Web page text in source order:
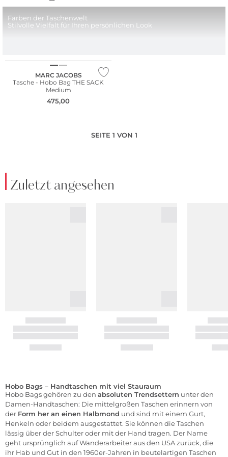
Farben der Taschenwelt
Stilvolle Vielfalt für Ihren persönlichen Look
MARC JACOBS
Tasche - Hobo Bag THE SACK
Medium
475,00
SEITE 1 VON 1
Zuletzt angesehen
Hobo Bags – Handtaschen mit viel Stauraum
Hobo Bags gehören zu den absoluten Trendsettern unter den
Damen-Handtaschen: Die mittelgroßen Taschen erinnern von
der Form her an einen Halbmond und sind mit einem Gurt,
Henkeln oder beidem ausgestattet. Sie können die Taschen
lässig über der Schulter oder mit der Hand tragen. Der Name
geht ursprünglich auf Wanderarbeiter aus den USA zurück, die
ihr Hab und Gut in den 1960er-Jahren in beutelartigen Taschen